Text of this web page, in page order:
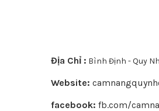
Địa Chỉ : Bình Định - Quy
Website:
facebook: fb.com/